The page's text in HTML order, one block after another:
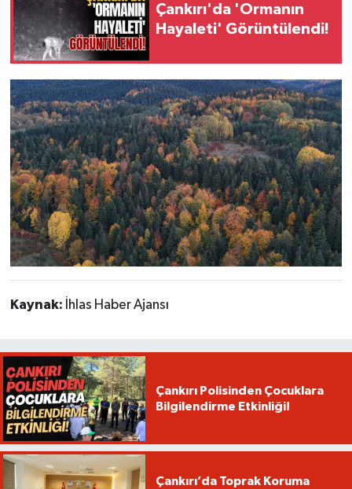
Çankırı'da 'Ormanın
Hayaleti' Görüntülendi!
Kaynak: İhlas Haber Ajansı
Çankırı Polisinden Çocuklara
Bilgilendirme Etkinliği!
Çankırı’da Toprak Koruma